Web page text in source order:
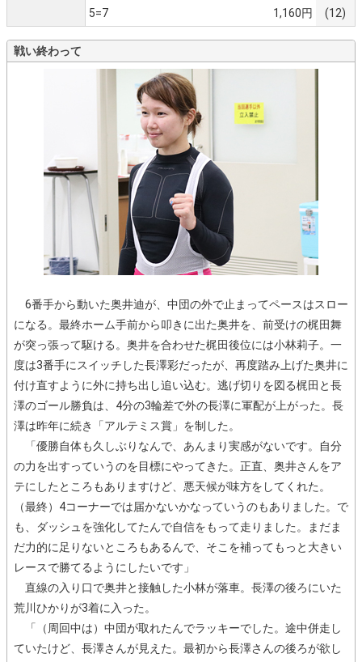
5=7 1,160円 (12)
戦い終わって
6番手から動いた奥井迪が、中団の外で止まってペースはスロー
になる。最終ホーム手前から叩きに出た奥井を、前受けの梶田舞
が突っ張って駆ける。奥井を合わせた梶田後位には小林莉子。一
度は3番手にスイッチした長澤彩だったが、再度踏み上げた奥井に
付け直すように外に持ち出し追い込む。逃げ切りを図る梶田と長
澤のゴール勝負は、4分の3輪差で外の長澤に軍配が上がった。長
澤は昨年に続き「アルテミス賞」を制した。
「優勝自体も久しぶりなんで、あんまり実感がないです。自分
の力を出すっていうのを目標にやってきた。正直、奥井さんをア
テにしたところもありますけど、悪天候が味方をしてくれた。
（最終）4コーナーでは届かないかなっていうのもありました。で
も、ダッシュを強化してたんで自信をもって走りました。まだま
だ力的に足りないところもあるんで、そこを補ってもっと大きい
レースで勝てるようにしたいです」
直線の入り口で奥井と接触した小林が落車。長澤の後ろにいた
荒川ひかりが3着に入った。
「（周回中は）中団が取れたんでラッキーでした。途中併走し
ていたけど、長澤さんが見えた。最初から長澤さんの後ろが欲し